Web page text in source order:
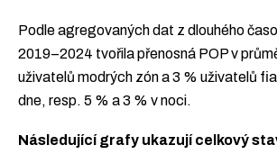
Podle agregovaných dat z dlouhého
2019–2024 tvořila přenosná POP v
uživatelů modrých zón a 3 % uživatelů
dne, resp. 5 % a 3 % v noci.
Následující grafy ukazují celkový